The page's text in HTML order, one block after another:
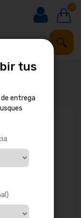
0
tus
entrega